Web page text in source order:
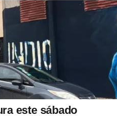
este sábado